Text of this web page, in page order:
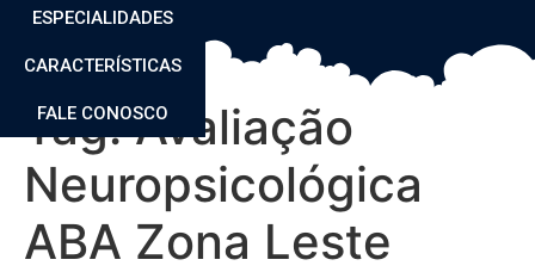
ESPECIALIDADES
CARACTERÍSTICAS
FALE CONOSCO
Tag:Avaliação
Neuropsicológica
ABA Zona Leste